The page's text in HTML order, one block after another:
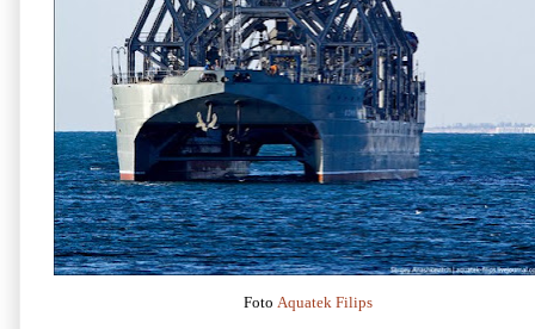
Foto Aquatek Filips